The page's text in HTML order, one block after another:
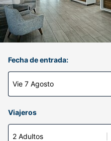
Fecha de entrada:
Vie 7 Agosto
Viajeros
2 Adultos